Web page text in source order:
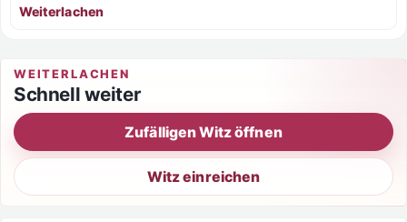
Weiterlachen
WEITERLACHEN
Schnell weiter
Zufälligen Witz öffnen
Witz einreichen